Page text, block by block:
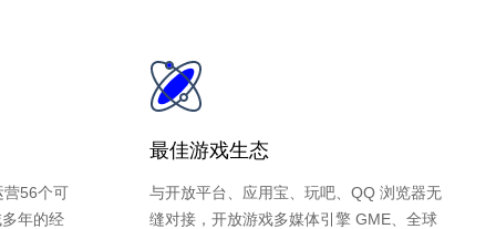
营56个可
年的经
最佳游戏生态
与开放平台、应用宝、玩吧、QQ 浏览器无
缝对接，开放游戏多媒体引擎 GME、全球